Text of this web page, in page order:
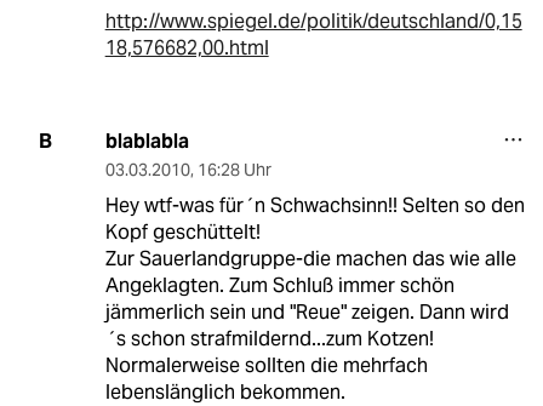
http://www.spiegel.de/politik/deutschland/0,15
18,576682,00.html
B blablabla
03.03.2010, 16:28 Uhr
Hey wtf-was für´n Schwachsinn!! Selten so den
Kopf geschüttelt!
Zur Sauerlandgruppe-die machen das wie alle
Angeklagten. Zum Schluß immer schön
jämmerlich sein und "Reue" zeigen. Dann wird
´s schon strafmildernd...zum Kotzen!
Normalerweise sollten die mehrfach
lebenslänglich bekommen.